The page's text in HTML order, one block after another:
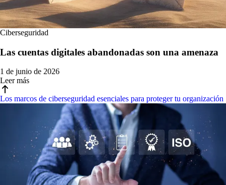
Ciberseguridad
Las cuentas digitales abandonadas son una amenaza
1 de junio de 2026
Leer más
Los marcos de ciberseguridad esenciales para proteger tu organización